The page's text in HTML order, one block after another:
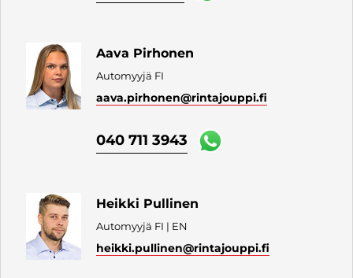
Aava Pirhonen
Automyyjä FI
aava.pirhonen@rintajouppi.fi
040 711 3943
Heikki Pullinen
Automyyjä FI | EN
heikki.pullinen@rintajouppi.fi